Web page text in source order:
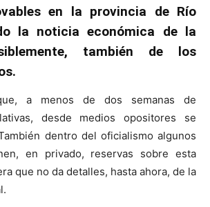
en la provincia de Río
la noticia económica de la
también de los
a menos de dos semanas de
desde medios opositores se
dentro del oficialismo algunos
en privado, reservas sobre esta
que no da detalles, hasta ahora, de la